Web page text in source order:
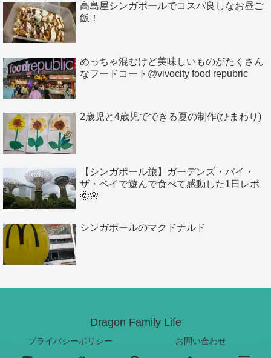
高島屋シンガポールでコスパ良しなお昼ご
飯！
めっちゃ混むけど美味しいものがたくさん
なフードコート@vivocity food repubric
2歳児と4歳児でできる夏の制作(ひまわり)
【シンガポール旅】ガーデンズ・バイ・
ザ・ベイで遊んで食べて感動した1日レポ
🌞🌸
シンガポールのマクドナルド
Dragon Family Life
プライバシーポリシー お問い合わせ